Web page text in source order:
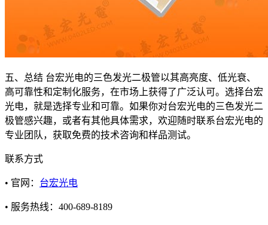
五、总结 台宏光电的三色发光二极管以其高亮度、低光衰、
高可靠性和定制化服务，在市场上获得了广泛认可。选择台宏
光电，就是选择专业和可靠。如果你对台宏光电的三色发光二
极管感兴趣，或者有其他具体需求，欢迎随时联系台宏光电的
专业团队，获取免费的技术咨询和样品测试。
联系方式
• 官网： 台宏光电
• 服务热线：400-689-8189